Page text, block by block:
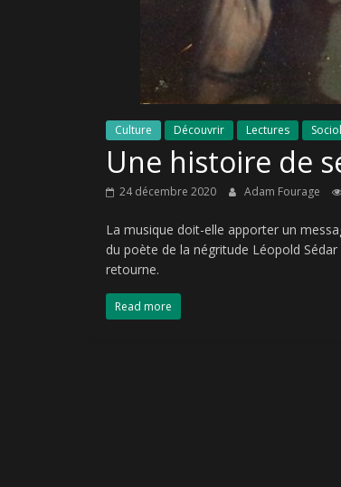
Culture Découvrir Lectures
Une histoire de
24 décembre 2020 Adam Fourage
La musique doit-elle apporter un
du poète de la négritude Léopold
retourne.
Read more